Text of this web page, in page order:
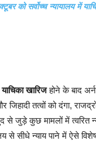
को सर्वोच्च न्यायालय में
याचिका खारिजहोने के बाद
जिहादी तत्वों को दंगा,
से जुड़े कुछ मामलों में त्वरित
से सीधे न्याय पाने में ऐसे